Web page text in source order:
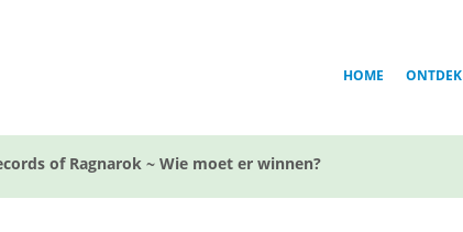
HOME ONTDEK
of Ragnarok ~ Wie moet er winnen?